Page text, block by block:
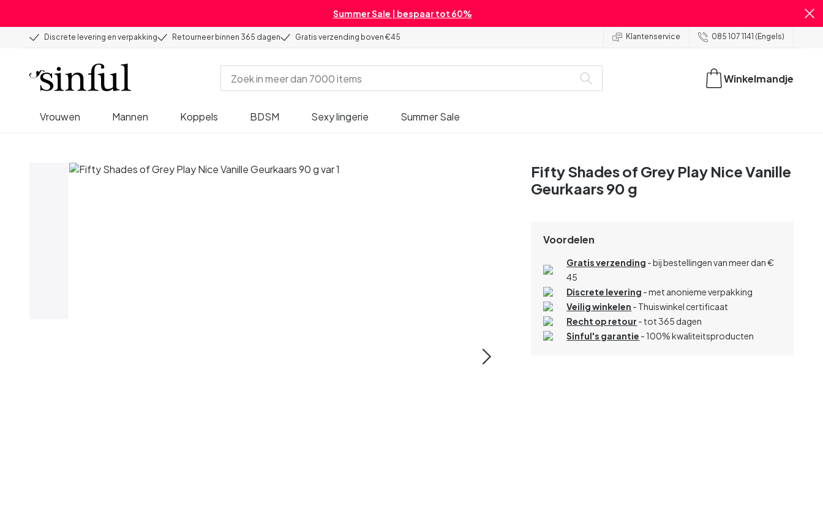
Summer Sale | bespaar tot 60%
Discrete levering en verpakking Retourneer binnen 365 dagen Gratis verzending boven €45 Klantenservice 085 107 1141 (Engels)
Vrouwen Mannen Koppels BDSM Sexy lingerie Summer Sale
Winkelmandje
Fifty Shades of Grey Play Nice Vanille
Geurkaars 90 g
Voordelen
Gratis verzending - bij bestellingen van meer dan €
45
Discrete levering - met anonieme verpakking
Veilig winkelen - Thuiswinkel certificaat
Recht op retour - tot 365 dagen
Sinful's garantie - 100% kwaliteitsproducten